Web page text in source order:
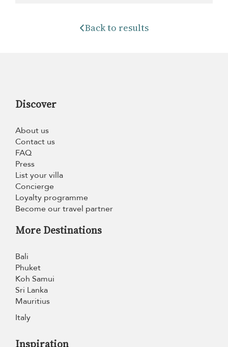
Back to results
Discover
About us
Contact us
FAQ
Press
List your villa
Concierge
Loyalty programme
Become our travel partner
More Destinations
Bali
Phuket
Koh Samui
Sri Lanka
Mauritius
Italy
Inspiration